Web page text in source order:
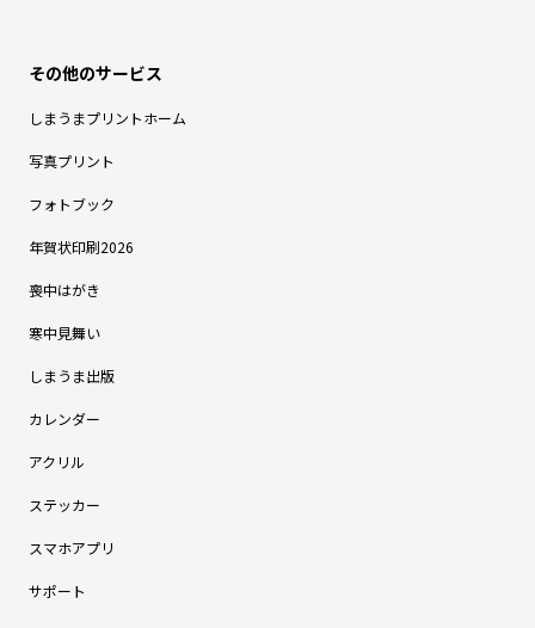
しまうまプリントホーム
写真プリント
フォトブック
年賀状印刷2026
喪中はがき
寒中見舞い
しまうま出版
カレンダー
アクリル
ステッカー
スマホアプリ
サポート